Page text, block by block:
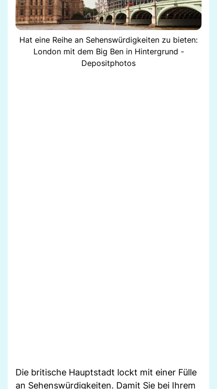
Hat eine Reihe an Sehenswürdigkeiten zu bieten:
London mit dem Big Ben in Hintergrund -
Depositphotos
Die britische Hauptstadt lockt mit einer Fülle
an Sehenswürdigkeiten. Damit Sie bei Ihrem